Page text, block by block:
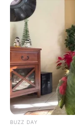
BUZZ DAY